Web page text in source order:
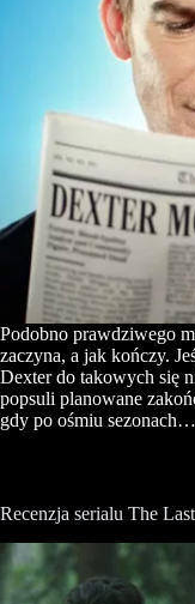
Podobno prawdziwego
zaczyna, a jak kończy.
Dexter do takowych się
popsuli planowane
gdy po ośmiu sezonach…
Recenzja serialu The